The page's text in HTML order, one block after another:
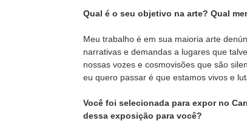
Qual é o seu objetivo na arte? Qual
Meu trabalho é em sua maioria arte
narrativas e demandas a lugares que
nossas vozes e cosmovisões que são
eu quero passar é que estamos vivos e
Você foi selecionada para expor no
dessa exposição para você?